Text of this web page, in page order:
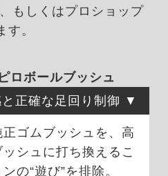
もしくはプロショップ
。
ロボールブッシュ
正確な足回り制御
ゴムブッシュを、高
シュに打ち換えるこ
の“遊び”を排除。